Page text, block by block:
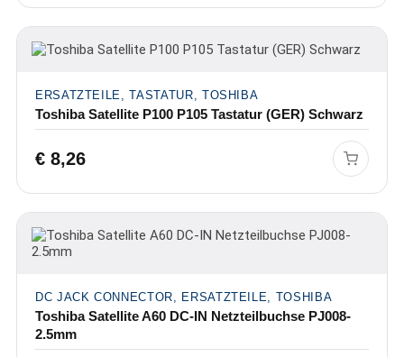
ERSATZTEILE, TASTATUR, TOSHIBA
Toshiba Satellite P100 P105 Tastatur (GER) Schwarz
€8,26
DC JACK CONNECTOR, ERSATZTEILE, TOSHIBA
Toshiba Satellite A60 DC-IN Netzteilbuchse PJ008-
2.5mm